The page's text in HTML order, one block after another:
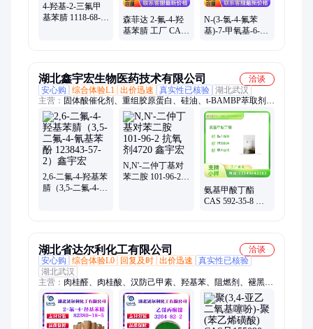
4-羟基-2-三氟甲
基苯腈 1118-68-9
森菲达 2-氟-4-羟
基苯腈 工厂 CAS
N-(3-氯-4-氟苯
基)-7-甲氧基-6-硝
湖北鑫宇宏生物医药技术有限公司
洽谈
安心购
综合体验L1 出价迅速 真实性已核验 湖北武汉
主营： 固体酸催化剂、重组胶原蛋白、硅油、t-BAMBP萃取剂、
全氟三丁胺、特种硅油、聚硅氮烷、硼酸铝晶须、碳化硅晶须
2,6-二氟-4-羟基苯
腈（3,5-二氟-4-氰
N,N'-二仲丁基对
苯二胺 101-96-2
氨基甲酸丁酯
CAS 592-35-8 有
湖北省达尔利化工有限公司
洽谈
安心购
综合体验L0 回复及时 出价迅速
真实性已核验
湖北武汉
主营： 肉桂醛、肉桂酸、汉防己甲素、羟基苯、阻燃剂、褪黑
素、甘氨酸、增塑剂